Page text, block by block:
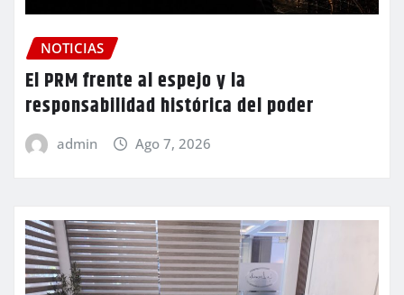
NOTICIAS
El PRM frente al espejo y la
responsabilidad histórica del poder
admin Ago 7, 2026